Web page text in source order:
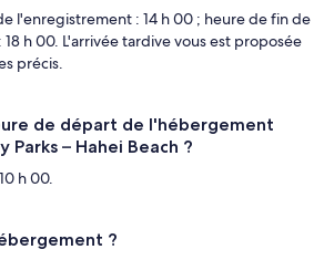
l'enregistrement : 14 h 00 ; heure de fin de
h 00. L'arrivée tardive vous est proposée
précis.
de départ de l'hébergement
Parks – Hahei Beach ?
h 00.
?